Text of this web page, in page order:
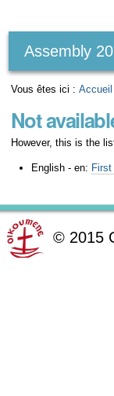
Assembly
Vous êtes ici : Accueil
Not
However, this is the
English - en: First
© 2015